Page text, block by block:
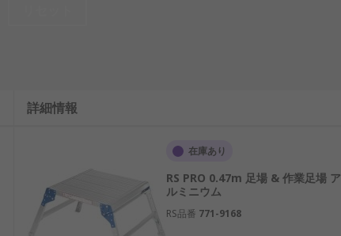
作業バンに収めるのに十分な軽で 移動可能な足場を提供
堅牢な足場を確保
詳細情報
在庫あり
RS PRO 0.47m 足場 & 作業足場 ア
ルミニウム
RS品番 771-9168